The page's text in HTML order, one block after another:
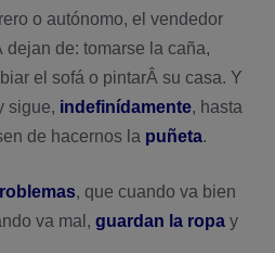
o autónomo, el vendedor
de: tomarse la caña,
el sofá o pintarÂ su casa. Y
sigue, indefiní­damente, hasta
de hacernos la puñeta.
, que cuando va bien
va mal, guardan la ropa y